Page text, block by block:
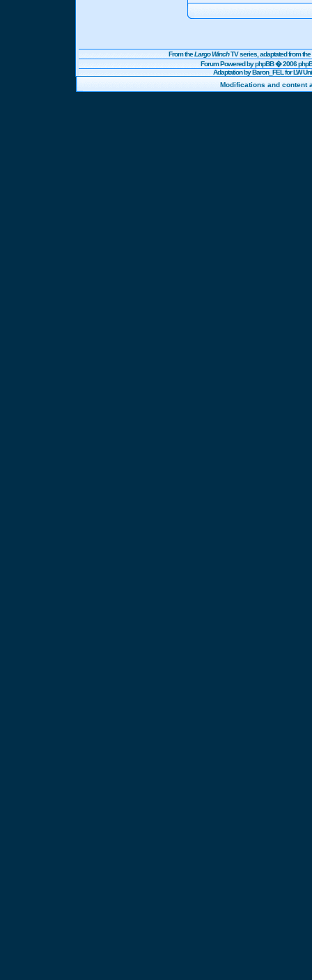
From theLargo WinchTV series, adaptated from
Forum Powered byphpBB� 2006
Adaptation by Baron_FEL for LW
Modifications and content